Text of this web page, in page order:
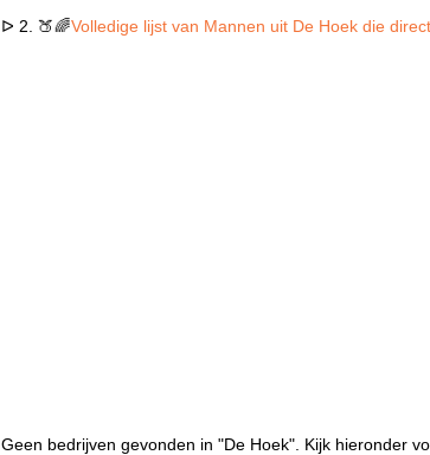
ᐅ 2. 🍑🌈Volledige lijst van Mannen uit De Hoek die
Geen bedrijven gevonden in "De Hoek". Kijk hieronder